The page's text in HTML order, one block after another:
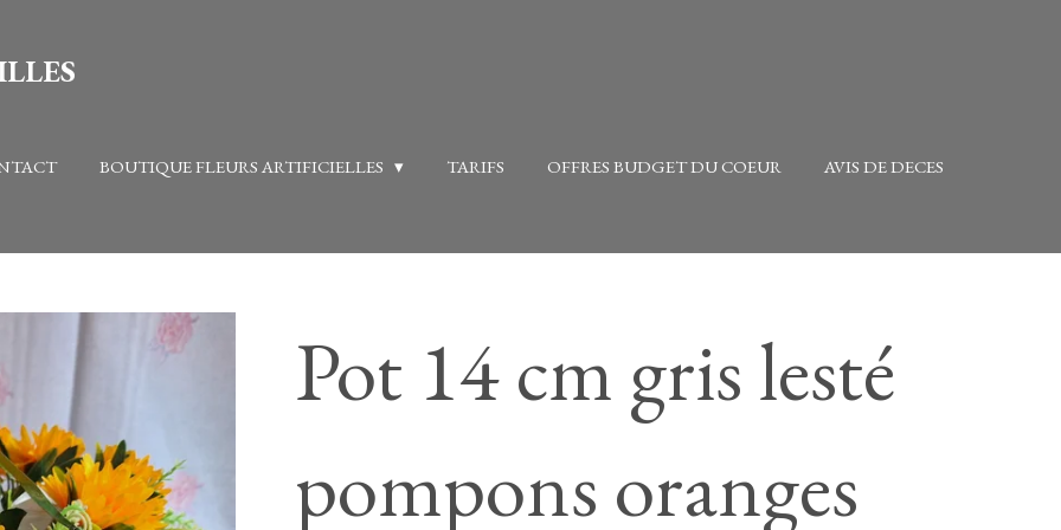
BOUTIQUE FLEURS ARTIFICIELLES TARIFS OFFRES BUDGET DU COEUR AVIS DE DECES
Pot 14 cm gris lesté
pompons oranges